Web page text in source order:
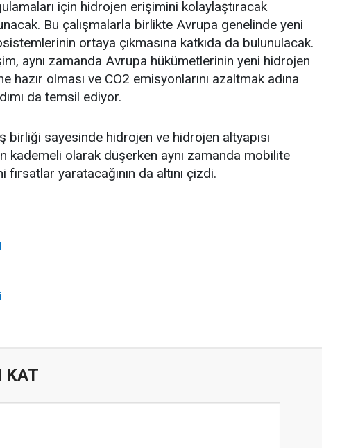
için hidrojen erişimini kolaylaştıracak
Bu çalışmalarla birlikte Avrupa genelinde yeni
ortaya çıkmasına katkıda da bulunulacak.
aynı zamanda Avrupa hükümetlerinin yeni hidrojen
hazır olması ve CO2 emisyonlarını azaltmak adına
da temsil ediyor.
birliği sayesinde hidrojen ve hidrojen altyapısı
kademeli olarak düşerken aynı zamanda mobilite
fırsatlar yaratacağının da altını çizdi.
KAT